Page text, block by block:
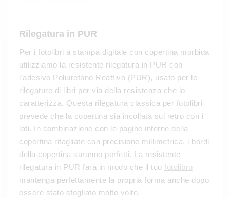
Rilegatura in PUR
Per i fotolibri a stampa digitale con copertina morbida
utilizziamo la resistente rilegatura in PUR con
l’adesivo Poliuretano Reattivo (PUR), usato per le
rilegature di libri per via della resistenza che lo
caratterizza. Questa rilegatura classica per fotolibri
prevede che la copertina sia incollata sul retro con i
lati. In combinazione con le pagine interne della
copertina ritagliate con precisione millimetrica, i bordi
della copertina saranno perfetti. La resistente
rilegatura in PUR farà in modo che il tuo fotolibro
mantenga perfettamente la propria forma anche dopo
essere stato sfogliato molte volte.